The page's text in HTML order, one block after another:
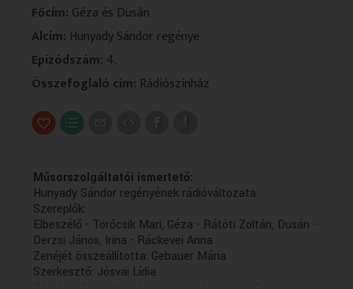
Főcím: Géza és Dusán
Alcím: Hunyady Sándor regénye
Epizódszám: 4.
Összefoglaló cím: Rádiószínház
Műsorszolgáltatói ismertető:
Hunyady Sándor regényének rádióváltozata
Szereplők:
Elbeszélő - Törőcsik Mari, Géza - Rátóti Zoltán, Dusán -
Derzsi János, Irina - Ráckevei Anna
Zenéjét összeállította: Gebauer Mária
Szerkesztő: Jósvai Lídia